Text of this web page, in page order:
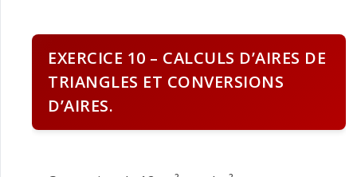
EXERCICE 10 – CALCULS D’AIRES DE
TRIANGLES ET CONVERSIONS
D’AIRES.